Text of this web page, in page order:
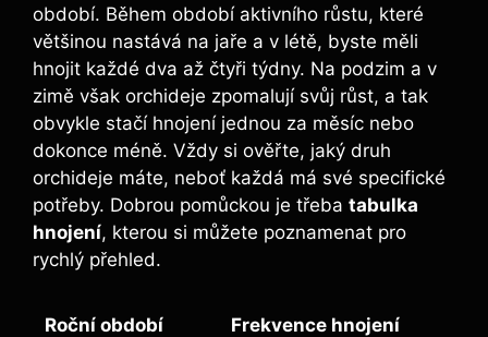
období. Během období aktivního růstu, které
většinou nastává na jaře a v létě, byste měli⁢
hnojit každé ⁢dva až čtyři týdny.‍ Na podzim a v
zimě však orchideje zpomalují svůj růst, a tak⁢
obvykle stačí hnojení jednou ‍za měsíc nebo
dokonce⁢ méně. Vždy si ověřte, jaký ⁤druh
orchideje⁣ máte, neboť každá​ má své‍ specifické
potřeby. Dobrou pomůckou je ⁢třeba tabulka
hnojení, kterou si⁢ můžete ​poznamenat pro
rychlý přehled.
Roční období Frekvence​ hnojení